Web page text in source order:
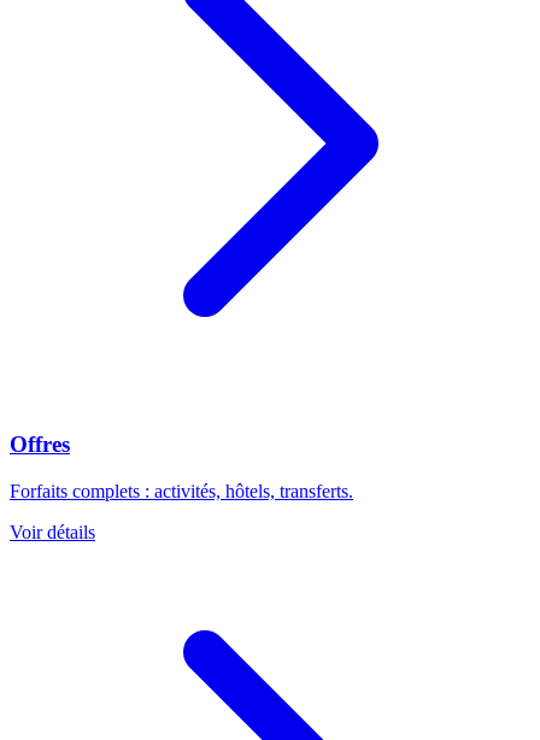
Offres
Forfaits complets : activités, hôtels, transferts.
Voir détails